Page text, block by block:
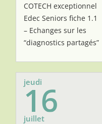
COTECH exceptionnel
Edec Seniors fiche 1.1
– Echanges sur les
“diagnostics partagés”
jeudi
16
juillet